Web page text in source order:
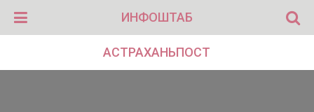
ИНФОШТАБ
АСТРАХАНЬПОСТ